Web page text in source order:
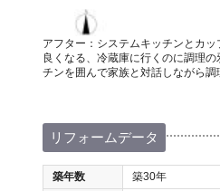
アフター：システムキッチンとカ
良くなる、冷蔵庫に行くのに調理
チンを囲んで家族と対話しながら調
リフォームデータ
築年数
築30年